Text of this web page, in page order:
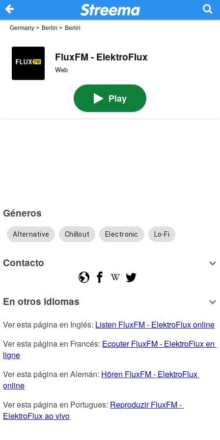
Germany > Berlin > Berlin
FluxFM - ElektroFlux
Web
Play
Géneros
Alternative Chillout Electronic Lo-Fi
Contacto
En otros idiomas
Ver esta página en Inglés: Listen FluxFM - ElektroFlux online
Ver esta página en Francés: Ecouter FluxFM - ElektroFlux en
ligne
Ver esta página en Alemán: Hören FluxFM - ElektroFlux
online
Ver esta página en Portugues: Reproduzir FluxFM -
ElektroFlux ao vivo